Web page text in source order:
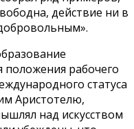
действие ни в
положения рабочего
статуса
Аристотелю,
над искусством